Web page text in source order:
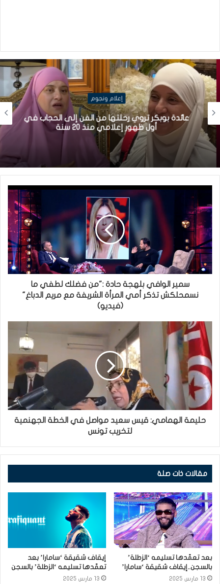
إعلام ونجوم
عائدة بوبكر تروي رحلتها من الفن إلى الحجاب في
أول ظهور إعلامي منذ 20 سنة
سمير الوافي بلهجة حادة :"من فضلك لطفي ما
نسمحلكش تذكر أمي المرأة الشريفة مع مريم الدباغ"
(فيديو)
حليمة الهمامي: قيس سعيد مواصل في الخطة الجهنمية
لتخريب تونس
مقالات ذات صلة
بعد تعمّدها تسليمه ‘الزطلة’
بالسجن..إيقاف شقيقة ‘سامارا’
13 مارس 2025
إيقاف شقيقة ‘سامارا’ بعد
تعمّدها تسليمه ‘الزطلة’ بالسجن
13 مارس 2025